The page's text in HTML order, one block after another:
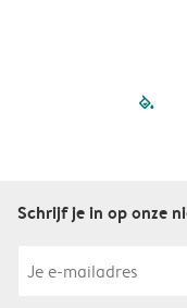
Schrijf je in op onze